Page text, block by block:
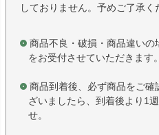
しておりません。予めご了承く
商品不良・破損・商品違い
をお受付させていただきます。
商品到着後、必ず商品をご
ざいましたら、到着後より1
せ。